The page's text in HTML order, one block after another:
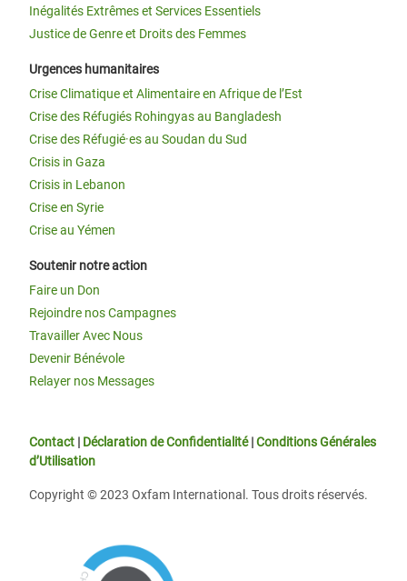
Inégalités Extrêmes et Services Essentiels
Justice de Genre et Droits des Femmes
Urgences humanitaires
Crise Climatique et Alimentaire en Afrique de l’Est
Crise des Réfugiés Rohingyas au Bangladesh
Crise des Réfugié·es au Soudan du Sud
Crisis in Gaza
Crisis in Lebanon
Crise en Syrie
Crise au Yémen
Soutenir notre action
Faire un Don
Rejoindre nos Campagnes
Travailler Avec Nous
Devenir Bénévole
Relayer nos Messages
Contact | Déclaration de Confidentialité|Conditions Générales
d’Utilisation
Copyright © 2023 Oxfam International. Tous droits réservés.